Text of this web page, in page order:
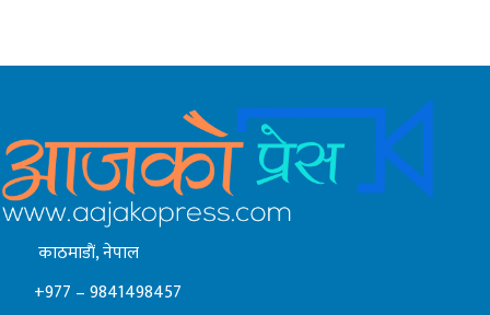
काठमाडाैं, नेपाल
+977 – 9841498457